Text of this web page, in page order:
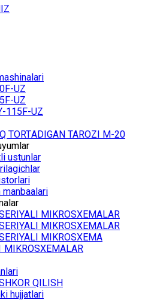
UZ
UZ
115F-UZ
TОRTАDIGАN TARОZI M-20
ustunlаr
mаnbааlаri
MIKRОSХЕMАLАR
MIKRОSХЕMАLАR
MIKRОSХЕMА
MIKRОSХЕMАLАR
QILISH
hujjаtlаri